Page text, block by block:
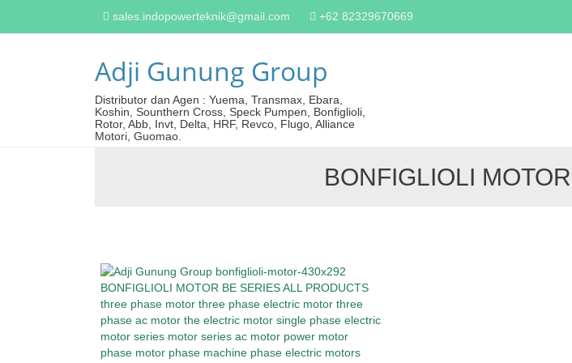
sales.indopowerteknik@gmail.com +62 82329670669
Adji Gunung Group
Distributor dan Agen : Yuema, Transmax, Ebara,
Koshin, Sounthern Cross, Speck Pumpen, Bonfiglioli,
Rotor, Abb, Invt, Delta, HRF, Revco, Flugo, Alliance
Motori, Guomao.
BONFIGLIOLI